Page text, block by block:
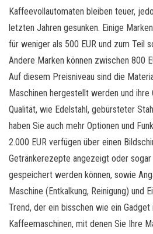
Kaffeevollautomaten bleiben teuer,
letzten Jahren gesunken. Einige
für weniger als 500 EUR und zum Teil
Andere Marken können zwischen 800
Auf diesem Preisniveau sind die
Maschinen hergestellt werden und
Qualität, wie Edelstahl, gebürsteter
haben Sie auch mehr Optionen und
2.000 EUR verfügen über einen
Getränkerezepte angezeigt oder sogar
gespeichert werden können, sowie
Maschine (Entkalkung, Reinigung) und
Trend, der ein bisschen wie ein
Kaffeemaschinen, mit denen Sie Ihre